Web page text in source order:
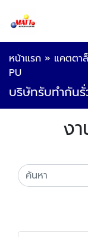
หน้าแรก » แคตตา
PU
บริษัทรับทำกัน
ง